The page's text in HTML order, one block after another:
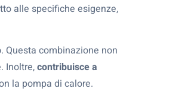
alle specifiche esigenze,
. Questa combinazione non
Inoltre,contribuisce a
la pompa di calore.